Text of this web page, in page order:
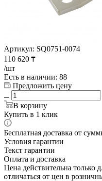
Артикул: SQ0751-0074
110 620 ₸
/шт
Есть в наличии: 88
Предложить цену
В корзину
Купить в 1 клик
Бесплатная доставка от
Условия гарантии
Текст гарантии
Оплата и доставка
Цена действительна только
отличаться от цен в